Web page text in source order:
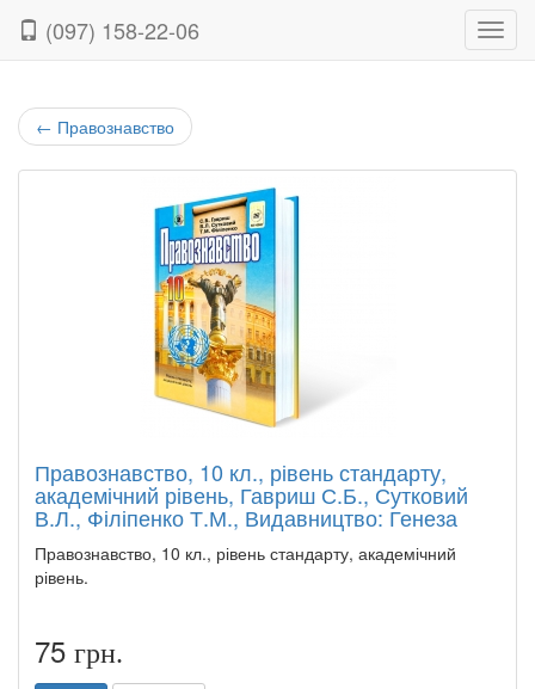
(097) 158-22-06
← Правознавство
Правознавство, 10 кл., рівень стандарту,
академічний рівень, Гавриш С.Б., Сутковий
В.Л., Філіпенко Т.М., Видавництво: Генеза
Правознавство, 10 кл., рівень стандарту, академічний
рівень.
75 грн.